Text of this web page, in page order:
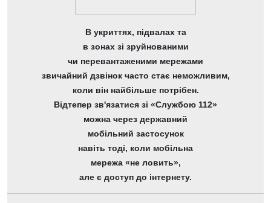
В укриттях, підвалах та
в зонах зі зруйнованими
чи перевантаженими мережами
звичайний дзвінок часто стає неможливим,
коли він найбільше потрібен.
Відтепер зв'язатися зі «Службою 112»
можна через державний
мобільний застосунок
навіть тоді, коли мобільна
мережа «не ловить»,
але є доступ до інтернету.